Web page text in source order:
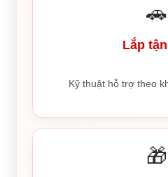
🚗
Lắp
Kỹ thuật hỗ trợ theo
🎁